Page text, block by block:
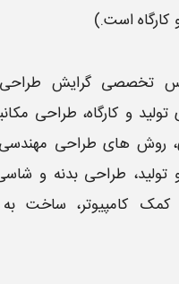
کارگاه است.)
تخصصیگرایش
و کارگاه، طراحی
روش های طراحی مهندسی
تولید، طراحی بدنه و
کامپیوتر، ساخت به